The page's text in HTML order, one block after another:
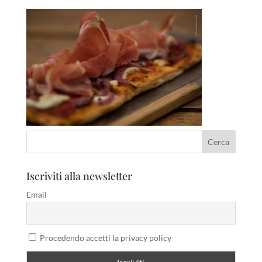
Iscriviti alla newsletter
Email
Procedendo accetti la privacy policy